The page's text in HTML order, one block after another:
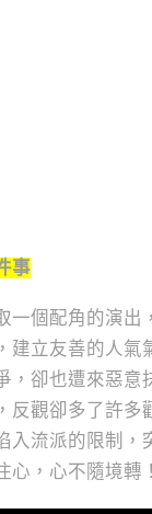
事
一個配角的演出
建立友善的人氣
，卻也遭來惡意
反觀卻多了許多
入流派的限制，
心，心不隨境轉